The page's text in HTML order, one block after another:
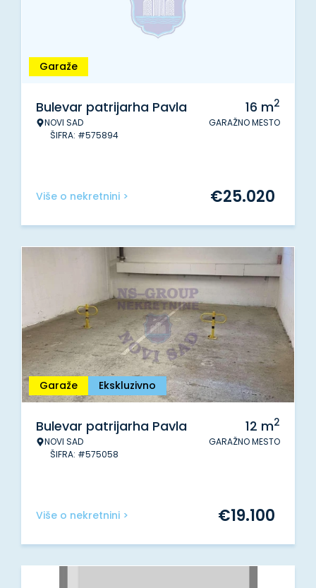
Garaže
Bulevar patrijarha Pavla
NOVI SAD
ŠIFRA: #575894
16 m2
GARAŽNO MESTO
Više o nekretnini > €25.020
Garaže Ekskluzivno
Bulevar patrijarha Pavla
NOVI SAD
ŠIFRA: #575058
12 m2
GARAŽNO MESTO
Više o nekretnini > €19.100